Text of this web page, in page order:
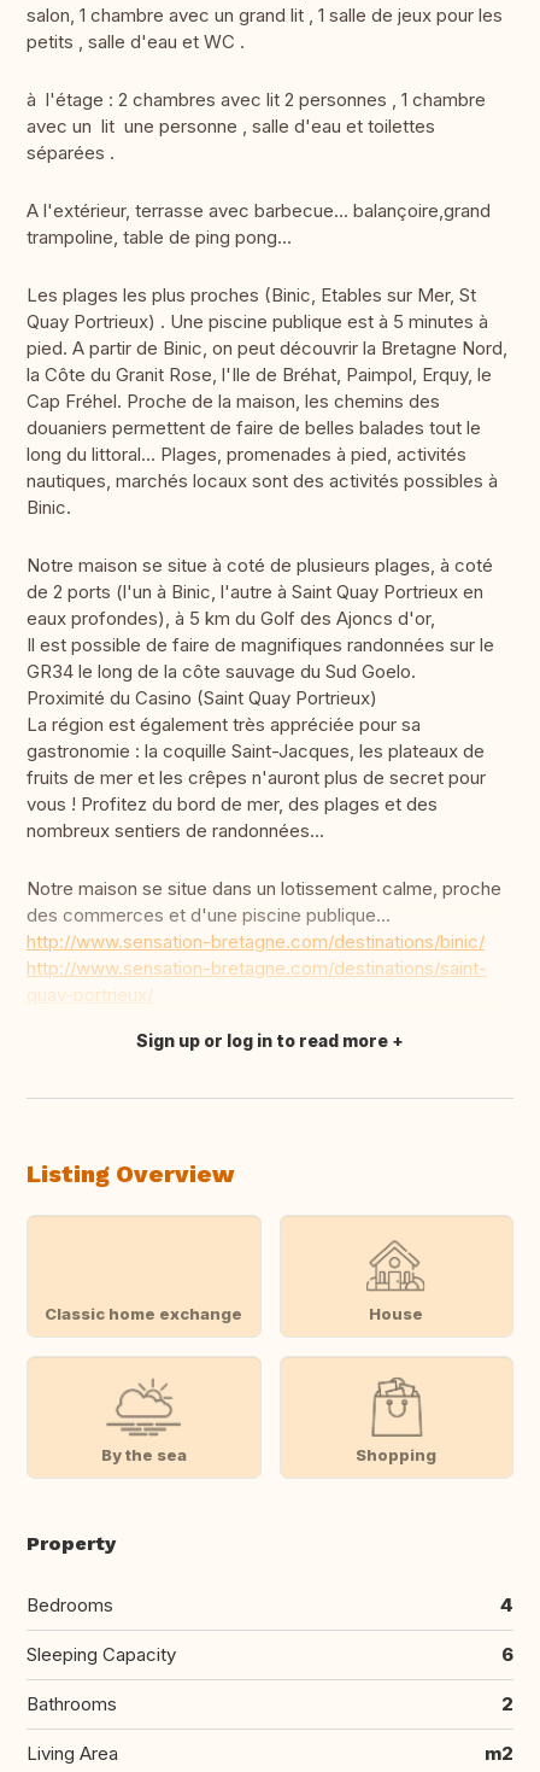
salon, 1 chambre avec un grand lit , 1 salle de jeux pour les
petits , salle d'eau et WC .
à l'étage : 2 chambres avec lit 2 personnes , 1 chambre
avec un lit une personne , salle d'eau et toilettes
séparées .
A l'extérieur, terrasse avec barbecue... balançoire,grand
trampoline, table de ping pong...
Les plages les plus proches (Binic, Etables sur Mer, St
Quay Portrieux) . Une piscine publique est à 5 minutes à
pied. A partir de Binic, on peut découvrir la Bretagne Nord,
la Côte du Granit Rose, l'Ile de Bréhat, Paimpol, Erquy, le
Cap Fréhel. Proche de la maison, les chemins des
douaniers permettent de faire de belles balades tout le
long du littoral... Plages, promenades à pied, activités
nautiques, marchés locaux sont des activités possibles à
Binic.
Notre maison se situe à coté de plusieurs plages, à coté
de 2 ports (l'un à Binic, l'autre à Saint Quay Portrieux en
eaux profondes), à 5 km du Golf des Ajoncs d'or,
Il est possible de faire de magnifiques randonnées sur le
GR34 le long de la côte sauvage du Sud Goelo.
Proximité du Casino (Saint Quay Portrieux)
La région est également très appréciée pour sa
gastronomie : la coquille Saint-Jacques, les plateaux de
fruits de mer et les crêpes n'auront plus de secret pour
vous ! Profitez du bord de mer, des plages et des
nombreux sentiers de randonnées...
Notre maison se situe dans un lotissement calme, proche
des commerces et d'une piscine publique...
http://www.sensation-bretagne.com/destinations/binic/
http://www.sensation-bretagne.com/destinations/saint-
quay-portrieux/
Translate this
Sign up or log in to read more
Listing Overview
Classic home exchange House
By the sea Shopping
Property
Bedrooms 4
Sleeping Capacity 6
Bathrooms 2
Living Area m2